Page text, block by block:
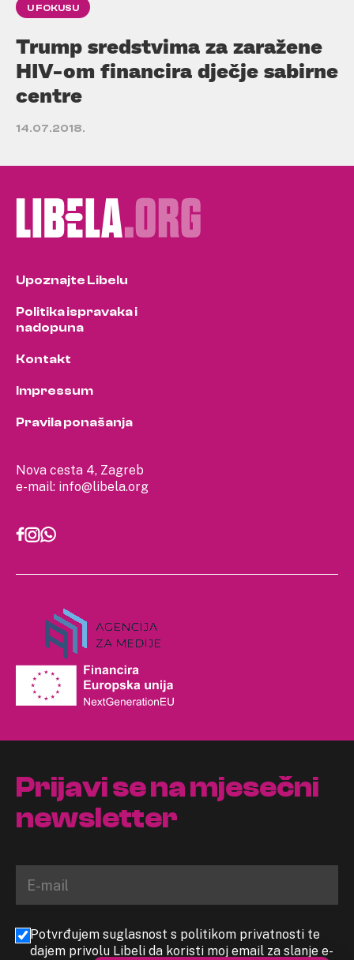
U FOKUSU
Trump sredstvima za zaražene
HIV-om financira dječje sabirne
centre
14.07.2018.
Nova cesta 4, Zagreb
e-mail: info@libela.org
Upoznajte Libelu
Politika ispravaka i
nadopuna
Kontakt
Impressum
Pravila ponašanja
Prijavi se na mjesečni
newsletter
Potvrđujem suglasnost s politikom privatnosti te
dajem privolu Libeli da koristi moj email za slanje e-